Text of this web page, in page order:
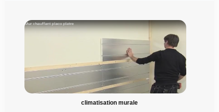
climatisation murale